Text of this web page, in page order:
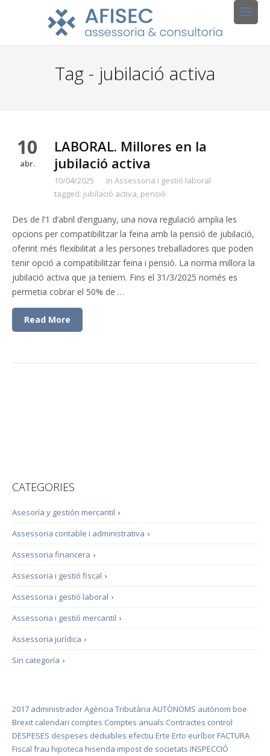
Tag - jubilació activa
10
abr.
LABORAL. Millores en la
jubilació activa
10/04/2025 in Assessoria i gestió laboral
tagged: jubilació activa, pensió
Des de l’1 d’abril d’enguany, una nova regulació amplia les
opcions per compatibilitzar la feina amb la pensió de jubilació,
oferint més flexibilitat a les persones treballadores que poden
tenir opció a compatibilitzar feina i pensió. La norma millora la
jubilació activa que ja teniem. Fins el 31/3/2025 només es
permetia cobrar el 50% de …
Read More
CATEGORIES
›
Asesoría y gestión mercantil
›
Assessoria contable i administrativa
›
Assessoria financera
›
Assessoria i gestió fiscal
›
Assessoria i gestió laboral
›
Assessoria i gestió mercantil
›
Assessoria jurídica
›
Sin categoría
2017 administradorAgència Tributària AUTÒNOMS autònom boe
Brexit calendari comptes Comptes anuals Contractes control
DESPESES despeses deduïbles efectiu Erte Erto euríbor FACTURA
Fiscal frau hipoteca hisenda impost de societats INSPECCIÓ